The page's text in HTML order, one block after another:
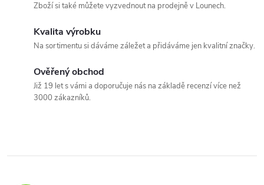
Zboží si také můžete vyzvednout na prodejně v Lounech.
Kvalita výrobku
Na sortimentu si dáváme záležet a přidáváme jen kvalitní značky.
Ověřený obchod
Již 19 let s vámi a doporučuje nás na základě recenzí více než
3000 zákazníků.